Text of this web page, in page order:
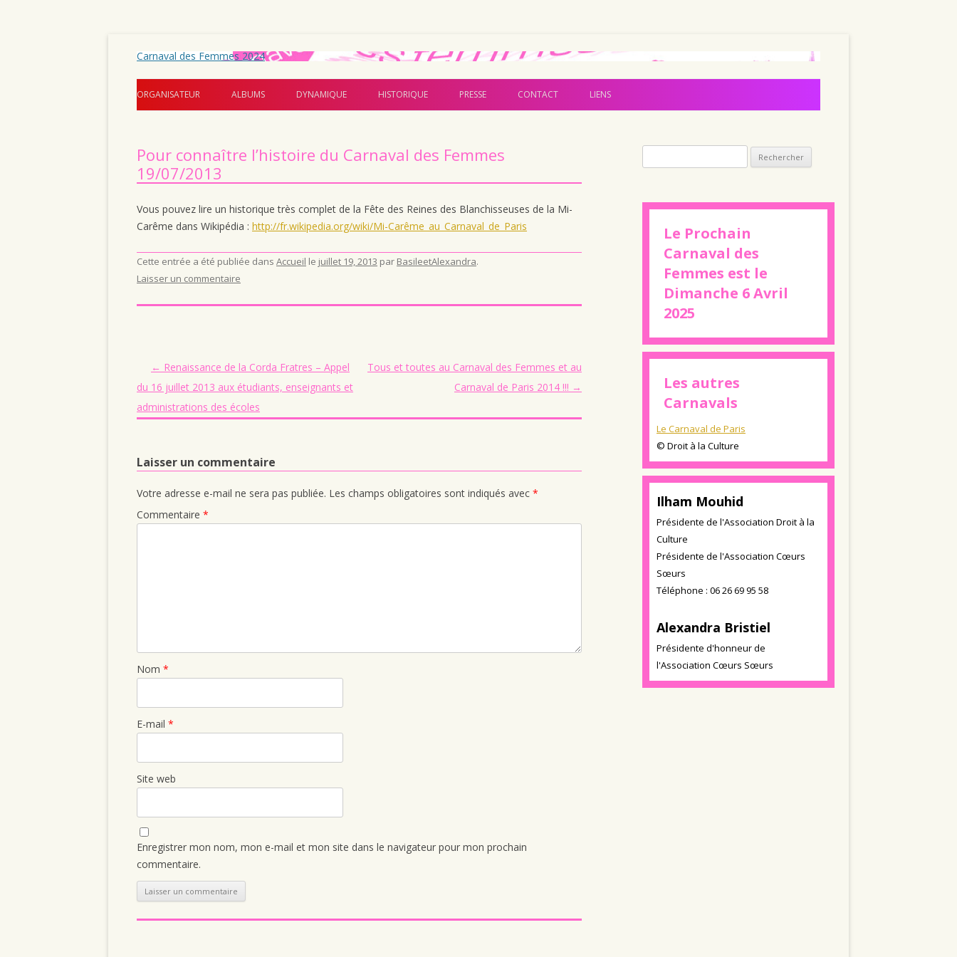
Carnaval des Femmes 2024
Aller au contenu principal
ORGANISATEUR ALBUMS DYNAMIQUE HISTORIQUE PRESSE CONTACT LIENS
Pour connaître l’histoire du Carnaval des Femmes
19/07/2013
Vous pouvez lire un historique très complet de la Fête des Reines des Blanchisseuses de la Mi-
Carême dans Wikipédia : http://fr.wikipedia.org/wiki/Mi-Carême_au_Carnaval_de_Paris
Cette entrée a été publiée dans Accueil le juillet 19, 2013 par BasileetAlexandra.
Laisser un commentaire
Navigation des articles
← Renaissance de la Corda Fratres – Appel
du 16 juillet 2013 aux étudiants, enseignants et
administrations des écoles
Tous et toutes au Carnaval des Femmes et au
Carnaval de Paris 2014 !!! →
Laisser un commentaire
Votre adresse e-mail ne sera pas publiée. Les champs obligatoires sont indiqués avec *
Commentaire *
Nom *
E-mail *
Site web
Enregistrer mon nom, mon e-mail et mon site dans le navigateur pour mon prochain
commentaire.
Le Prochain
Carnaval des
Femmes est le
Dimanche 6 Avril
2025
Les autres
Carnavals
Le Carnaval de Paris
© Droit à la Culture
Ilham Mouhid
Présidente de l'Association Droit à la
Culture
Présidente de l'Association Cœurs
Sœurs
Téléphone : 06 26 69 95 58
Alexandra Bristiel
Présidente d'honneur de
l'Association Cœurs Sœurs